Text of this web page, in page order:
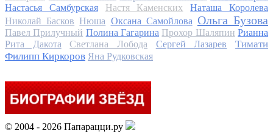
Настасья Самбурская
Настя Каменских
Наташа Королева
Николай Басков Нюша Оксана Самойлова Ольга Бузова
Павел Прилучный Полина Гагарина Прохор Шаляпин Рианна
Рита Дакота
Светлана Лобода Сергей Лазарев
Тимати
Филипп Киркоров Яна Рудковская
© 2004 - 2026 Папарацци.ру